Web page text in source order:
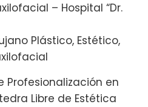
– Hospital “Dr.
Plástico, Estético,
Profesionalización en
Libre de Estética